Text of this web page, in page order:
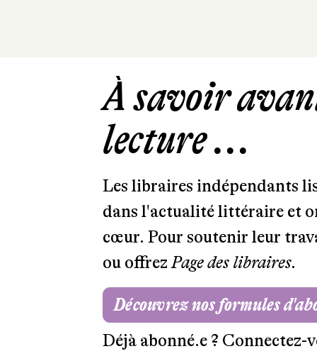
À savoir
lecture ...
Les libraires indépendants
dans l'actualité littéraire et
cœur. Pour soutenir leur
ou offrezPage des libraires.
Découvrez nos formules
Déjà abonné.e ? Connectez-